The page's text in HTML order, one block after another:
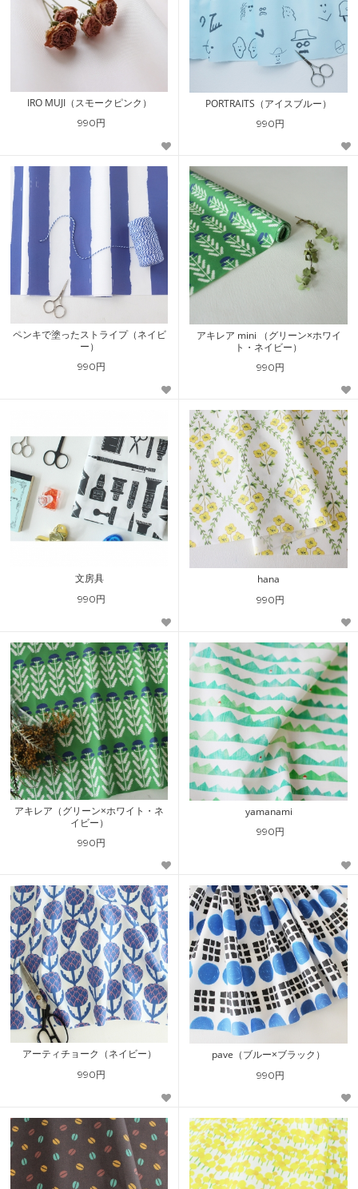
IRO MUJI（スモークピンク）
990円
PORTRAITS（アイスブルー）
990円
ペンキで塗ったストライプ（ネイビ
ー）
990円
アキレア mini （グリーン×ホワイ
ト・ネイビー）
990円
文房具
990円
hana
990円
アキレア（グリーン×ホワイト・ネ
イビー）
990円
yamanami
990円
アーティチョーク（ネイビー）
990円
pave（ブルー×ブラック）
990円